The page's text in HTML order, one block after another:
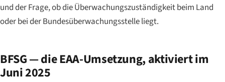
und der Frage, ob die Überwachungszuständigkeit beim Land
oder bei der Bundesüberwachungsstelle liegt.
BFSG — die EAA-Umsetzung, aktiviert im
Juni 2025